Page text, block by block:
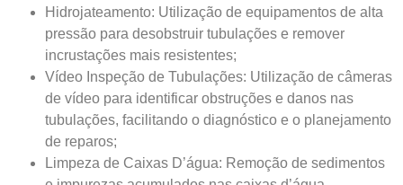
Hidrojateamento: Utilização de equipamentos de alta
pressão para desobstruir tubulações e remover
incrustações mais resistentes;
Vídeo Inspeção de Tubulações: Utilização de câmeras
de vídeo para identificar obstruções e danos nas
tubulações, facilitando o diagnóstico e o planejamento
de reparos;
Limpeza de Caixas D’água: Remoção de sedimentos